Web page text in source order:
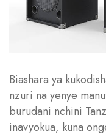
Biashara ya
nzuri na yenye
burudani nchini
inavyokua, kuna